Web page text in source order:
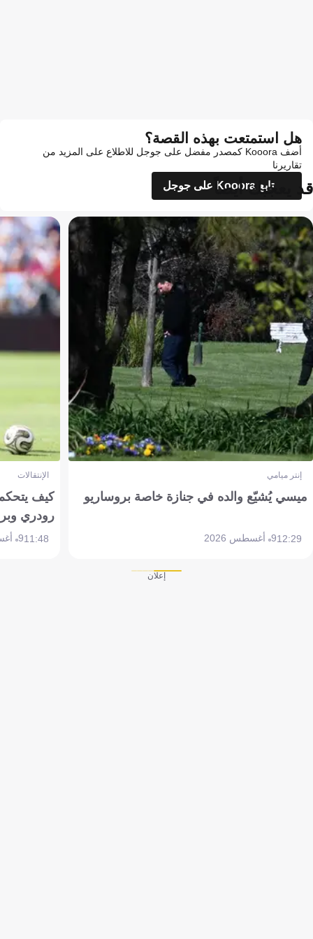
هل استمتعت بهذه القصة؟
أضف Kooora كمصدر مفضل على جوجل للاطلاع على المزيد من
تقاريرنا
تابع Kooora على جوجل
قد يعجبك أيضاً
إنتر ميامي
ميسي يُشيّع والده في جنازة خاصة بروساريو
12:299 أغسطس 2026
الإنتقالات
كيف
رودري
11:489 أغسطس 2026
إعلان